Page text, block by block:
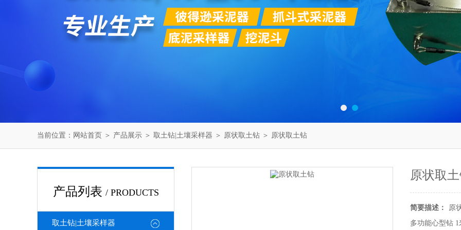
当前位置： 网站首页 ＞ 产品展示 ＞ 取土钻|土壤采样器 ＞ 原状取土钻 ＞ 原状取土钻
产品列表 / PRODUCTS
取土钻|土壤采样器
原状取
简要描述：
原
多功能心型钻 1